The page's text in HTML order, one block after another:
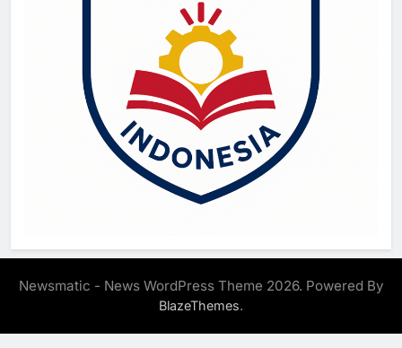
Newsmatic - News WordPress Theme 2026. Powered By
BlazeThemes.